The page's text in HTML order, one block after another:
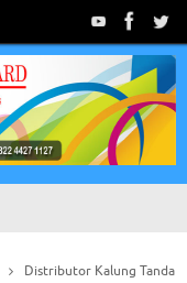
Distributor Kalung Tanda